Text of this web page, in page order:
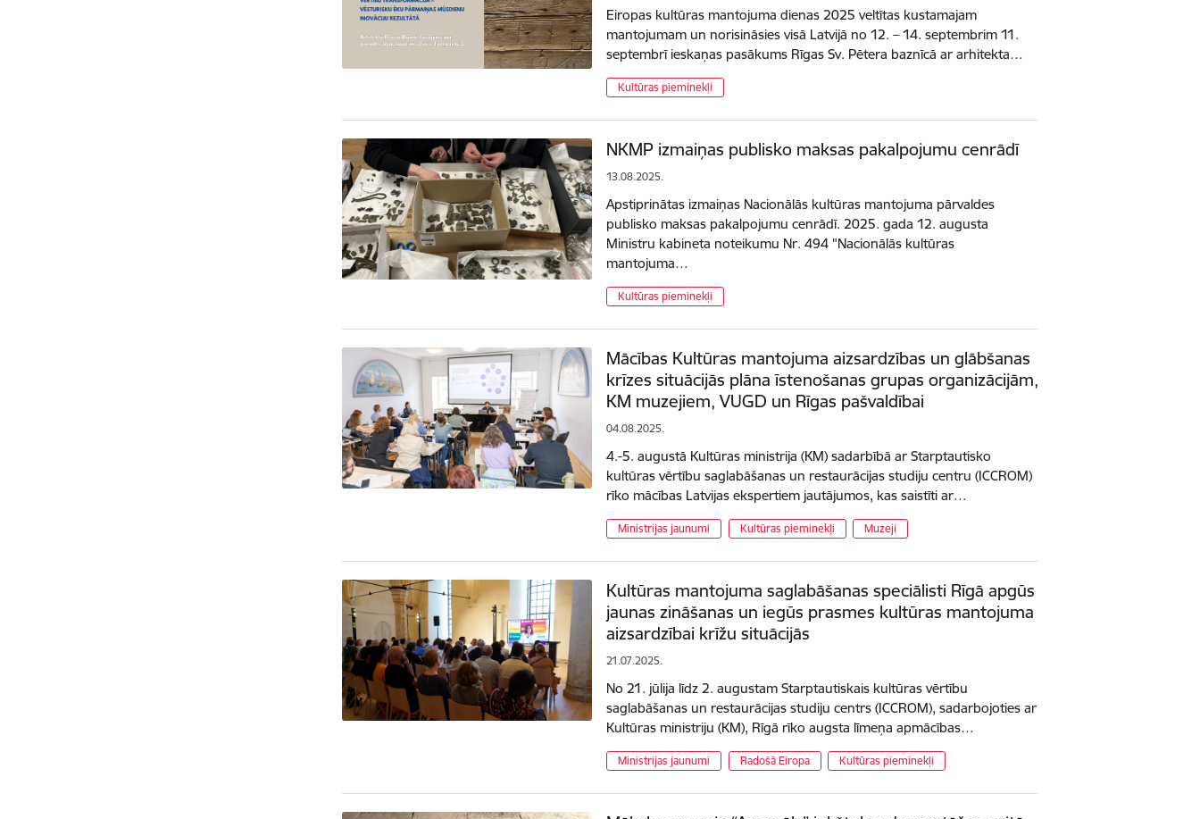
Eiropas kultūras mantojuma dienas 2025 veltītas kustamajam
mantojumam un norisināsies visā Latvijā no 12. – 14. septembrim 11.
septembrī ieskaņas pasākums Rīgas Sv. Pētera baznīcā ar arhitekta…
Kultūras pieminekļi
NKMP izmaiņas publisko maksas pakalpojumu cenrādī
13.08.2025.
Apstiprinātas izmaiņas Nacionālās kultūras mantojuma pārvaldes
publisko maksas pakalpojumu cenrādī. 2025. gada 12. augusta
Ministru kabineta noteikumu Nr. 494 "Nacionālās kultūras
mantojuma…
Kultūras pieminekļi
Mācības Kultūras mantojuma aizsardzības un glābšanas
krīzes situācijās plāna īstenošanas grupas organizācijām,
KM muzejiem, VUGD un Rīgas pašvaldībai
04.08.2025.
4.-5. augustā Kultūras ministrija (KM) sadarbībā ar Starptautisko
kultūras vērtību saglabāšanas un restaurācijas studiju centru (ICCROM)
rīko mācības Latvijas ekspertiem jautājumos, kas saistīti ar…
Ministrijas jaunumi Kultūras pieminekļi Muzeji
Kultūras mantojuma saglabāšanas speciālisti Rīgā apgūs
jaunas zināšanas un iegūs prasmes kultūras mantojuma
aizsardzībai krīžu situācijās
21.07.2025.
No 21. jūlija līdz 2. augustam Starptautiskais kultūras vērtību
saglabāšanas un restaurācijas studiju centrs (ICCROM), sadarbojoties ar
Kultūras ministriju (KM), Rīgā rīko augsta līmeņa apmācības…
Ministrijas jaunumi Radošā Eiropa Kultūras pieminekļi